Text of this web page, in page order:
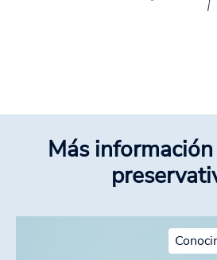
Más